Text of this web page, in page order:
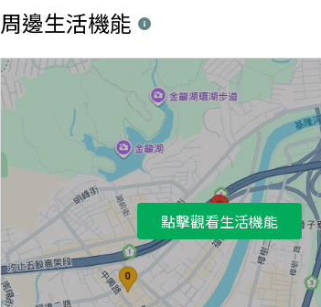
周邊生活機能
點擊觀看生活機能